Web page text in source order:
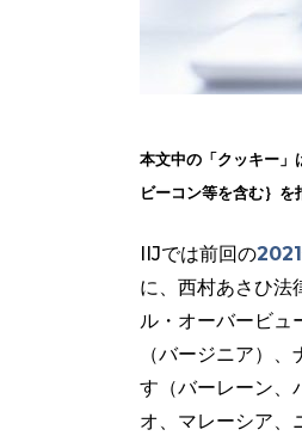
本文中の「クッキー
ビーコン等を含む｝を
IIJでは前回の
に、西村あさひ法
ル・オーバービュ
（バージニア）
す（バーレーン、
オ、マレーシア、